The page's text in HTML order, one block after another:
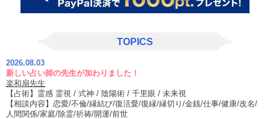
TOPICS
2026.08.03
新しい占い師の先生が加わりました！
楽和扇先生
【占術】霊感 霊視 / 式神 / 陰陽術 / 千里眼 / 未来視
【相談内容】恋愛/不倫/縁結び/復活愛/復縁/縁切り/金銭/仕事/健康/改名/
人間関係/家庭/除霊/祈祷/開運/前世